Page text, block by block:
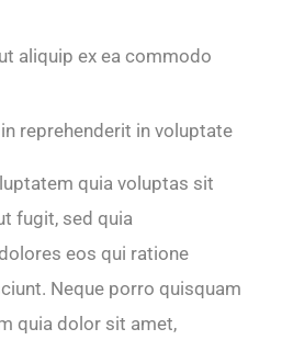
aliquip ex ea commodo
reprehenderit in voluptate
quia voluptas sit
fugit, sed quia
eos qui ratione
Neque porro quisquam
quia dolor sit amet,